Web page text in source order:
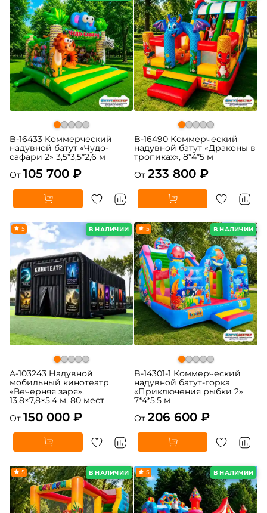
B-16433 Коммерческий
надувной батут «Чудо-
сафари 2» 3,5*3,5*2,6 м
От 105 700 ₽
B-16490 Коммерческий
надувной батут «Драконы в
тропиках», 8*4*5 м
От 233 800 ₽
В НАЛИЧИИ
5
A-103243 Надувной
мобильный кинотеатр
«Вечерняя заря»,
13,8×7,8×5,4 м, 80 мест
От 150 000 ₽
В НАЛИЧИИ
5
B-14301-1 Коммерческий
надувной батут-горка
«Приключения рыбки 2»
7*4*5.5 м
От 206 600 ₽
В НАЛИЧИИ
5 В НАЛИЧИИ
5